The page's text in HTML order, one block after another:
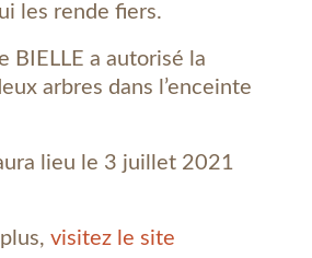
les rende fiers.
BIELLE a autorisé la
arbres dans l’enceinte
lieu le 3 juillet 2021
visitez le site